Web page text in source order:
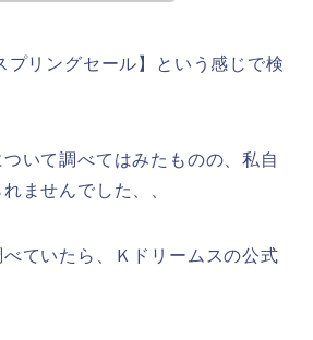
リングセール】という感じで検
いて調べてはみたものの、私自
ませんでした、、
ていたら、Ｋドリームスの公式